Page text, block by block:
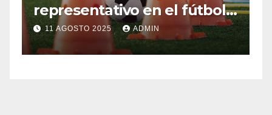
que las pantallas roban al
desarrollo integral
4 AGOSTO 2025